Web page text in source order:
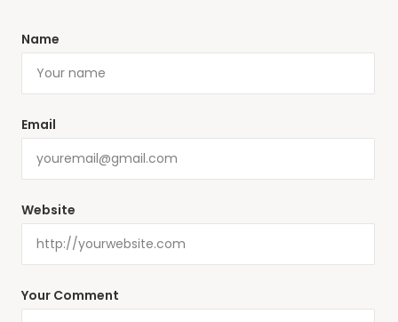
Your Comment
Name
Email
Website